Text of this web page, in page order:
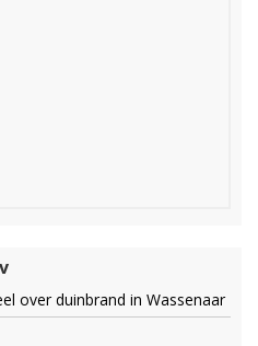
over duinbrand in Wassenaar